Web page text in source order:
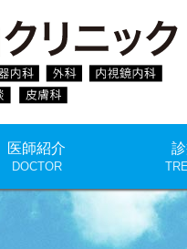
医師紹介
DOCTOR